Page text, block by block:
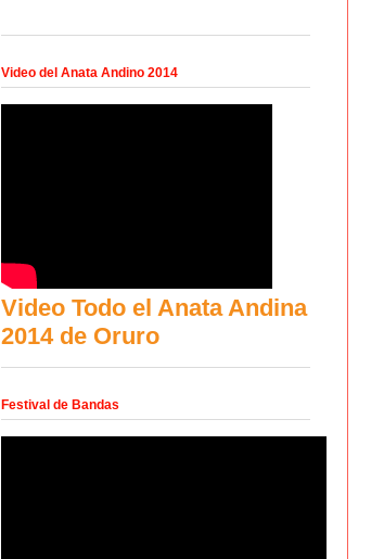
Video del Anata Andino 2014
Video Todo el Anata Andina
2014 de Oruro
Festival de Bandas